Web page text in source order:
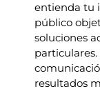
entienda tu
público
soluciones
resultados